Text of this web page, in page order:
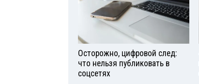
Осторожно, цифровой след:
что нельзя публиковать в
соцсетях